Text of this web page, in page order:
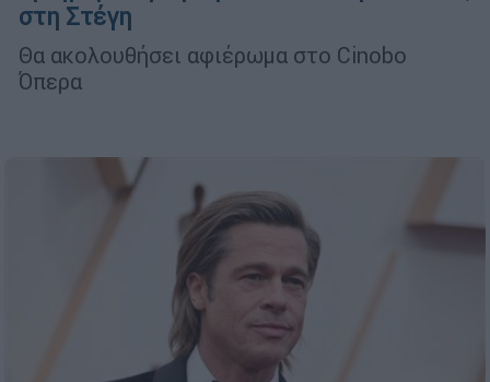
στη Στέγη
Θα ακολουθήσει αφιέρωμα στο Cinobo
Όπερα